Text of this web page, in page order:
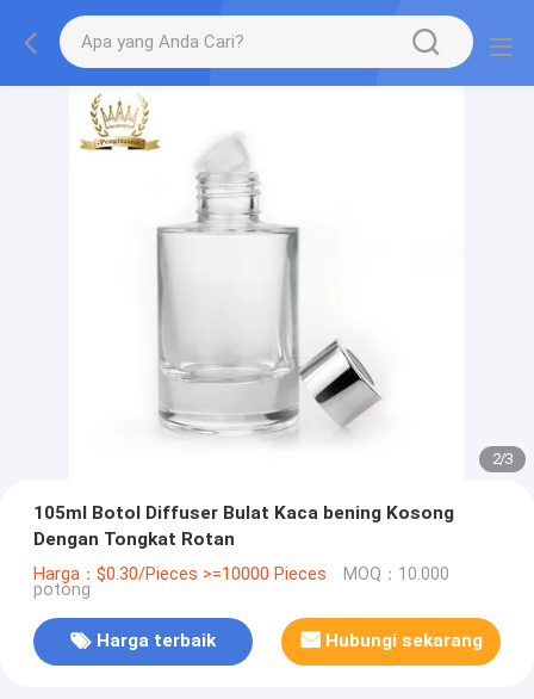
2/3
105ml Botol Diffuser Bulat Kaca bening Kosong
Dengan Tongkat Rotan
Harga：$0.30/Pieces >=10000 Pieces MOQ：10.000
potong
Harga terbaik Hubungi sekarang